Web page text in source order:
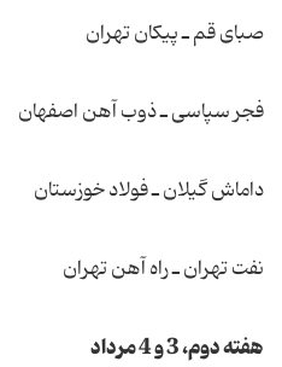
صبای قم ـ پیكان تهران
فجر سپاسی ـ ذوب آهن اصفهان
داماش گیلان ـ فولاد خوزستان
نفت تهران ـ راه آهن تهران
هفته دوم، 3 و 4 مرداد